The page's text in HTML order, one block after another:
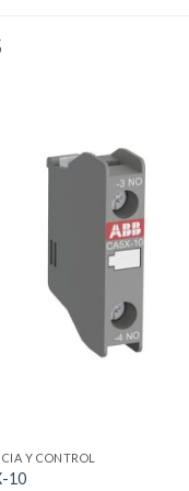
Y CONTROL
10